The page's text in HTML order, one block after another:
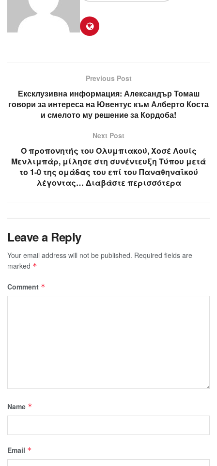
Previous Post
Ексклузивна информация: Александър Томаш
говори за интереса на Ювентус към Алберто Коста
и смелото му решение за Кордоба!
Next Post
Ο προπονητής του Ολυμπιακού, Χοσέ Λουίς
Μενλιμπάρ, μίλησε στη συνέντευξη Τύπου μετά
το 1-0 της ομάδας του επί του Παναθηναϊκού
λέγοντας… Διαβάστε περισσότερα
Leave a Reply
Your email address will not be published. Required fields are
marked *
Comment *
Name *
Email *